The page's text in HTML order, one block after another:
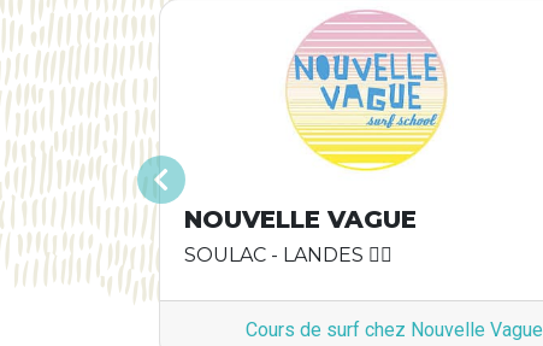
NOUVELLE VAGUE
SOULAC - LANDES 🏄‍♂️
Cours de surf chez Nouvelle Vague